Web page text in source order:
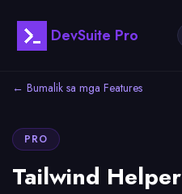
DevSuite Pro
← Bumalik sa mga Features
PRO
Tailwind Helper